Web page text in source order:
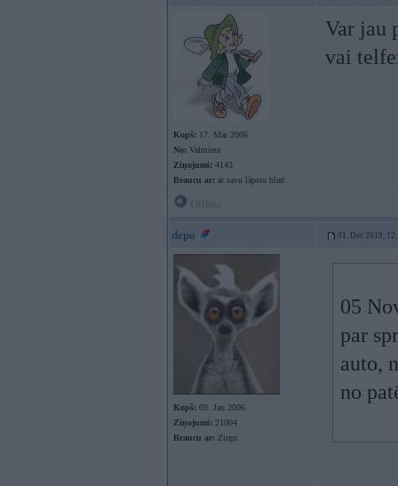
Kopš: 17. Mar 2006
No: Valmiera
Ziņojumi: 4143
Braucu ar: ar savu lāpstu blad
Var jau
vai
depo 01. Dec 2019,
Kopš: 09. Jan 2006
Ziņojumi: 21004
Braucu ar: Zirgu
05
par
auto,
no